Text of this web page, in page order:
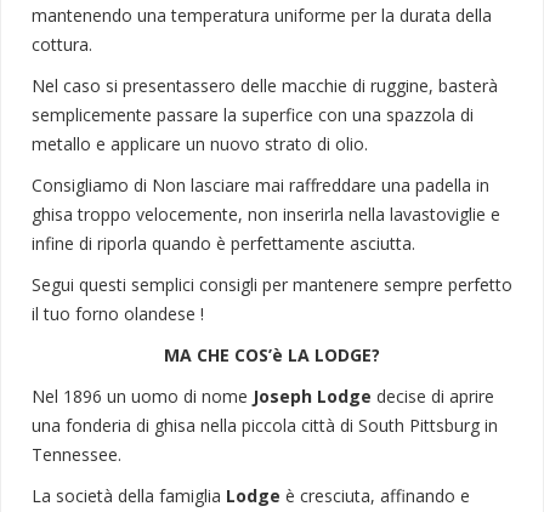
mantenendo una temperatura uniforme per la durata della
cottura.
Nel caso si presentassero delle macchie di ruggine, basterà
semplicemente passare la superfice con una spazzola di
metallo e applicare un nuovo strato di olio.
Consigliamo di Non lasciare mai raffreddare una padella in
ghisa troppo velocemente, non inserirla nella lavastoviglie e
infine di riporla quando è perfettamente asciutta.
Segui questi semplici consigli per mantenere sempre perfetto
il tuo forno olandese !
MA CHE COS’è LA LODGE?
Nel 1896 un uomo di nome Joseph Lodge decise di aprire
una fonderia di ghisa nella piccola città di South Pittsburg in
Tennessee.
La società della famiglia Lodge è cresciuta, affinando e